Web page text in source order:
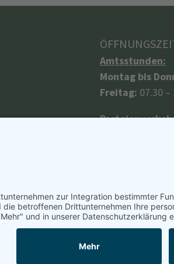
Amtsstunden:
Montag bis
Freitag: 07.30 –